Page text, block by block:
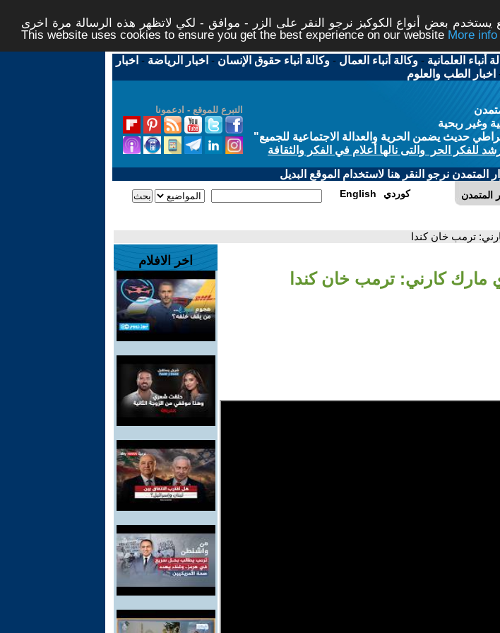
بعض أنواع الكوكيز نرجو النقر على الزر - موافق - لكي لاتظهر هذه الرسالة مرة اخرى -
This website uses cookies to ensure you get the best experience on our website
أنباء العلمانية -وكالة أنباء العمال -وكالة أنباء حقوق الإنسان - اخبار الرياضة - اخبار
اخبار الطب والعلوم
التبرع للموقع - ادعمونا
وغير ربحية
حديث يضمن الحرية والعدالة الاجتماعية للجميع"
للفكر الحر والتى نالها أعلام في الفكر والثقافة
نرجو النقر هنا لاستخدام الموقع البديل
المتمدن English كوردي
ترمب خان كندا
مارك كارني: ترمب خان كندا
اخر الافلام